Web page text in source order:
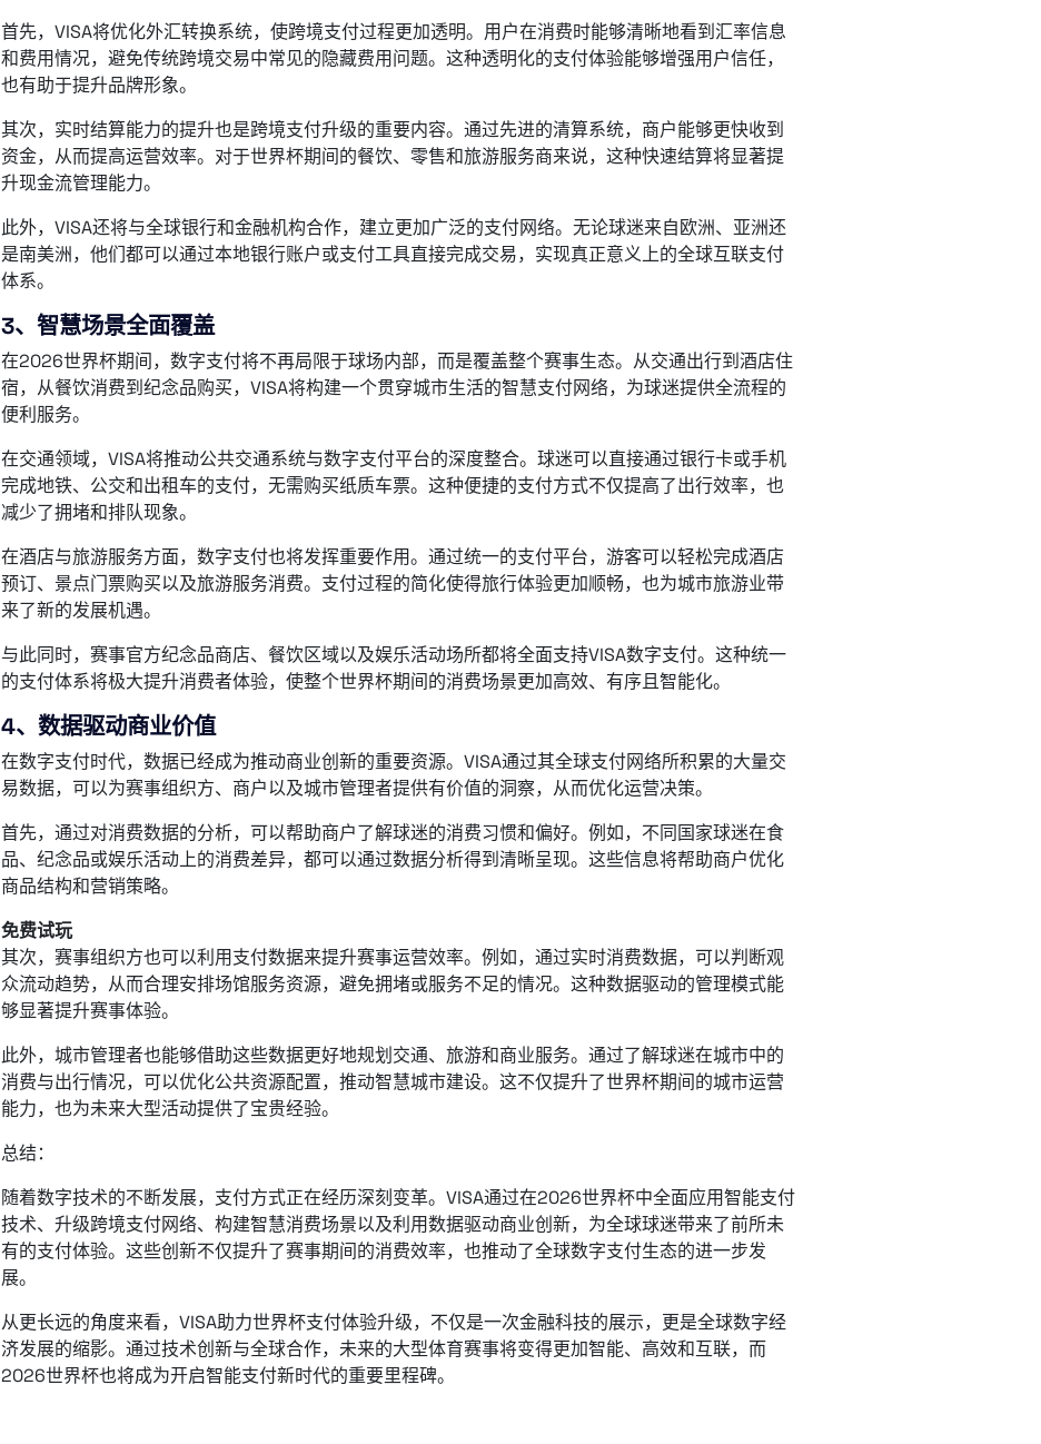
首先，VISA将优化外汇转换系统，使跨境支付过程更加透明。用户在消费时能够清晰地看到汇率信息
和费用情况，避免传统跨境交易中常见的隐藏费用问题。这种透明化的支付体验能够增强用户信任，
也有助于提升品牌形象。
其次，实时结算能力的提升也是跨境支付升级的重要内容。通过先进的清算系统，商户能够更快收到
资金，从而提高运营效率。对于世界杯期间的餐饮、零售和旅游服务商来说，这种快速结算将显著提
升现金流管理能力。
此外，VISA还将与全球银行和金融机构合作，建立更加广泛的支付网络。无论球迷来自欧洲、亚洲还
是南美洲，他们都可以通过本地银行账户或支付工具直接完成交易，实现真正意义上的全球互联支付
体系。
3、智慧场景全面覆盖
在2026世界杯期间，数字支付将不再局限于球场内部，而是覆盖整个赛事生态。从交通出行到酒店住
宿，从餐饮消费到纪念品购买，VISA将构建一个贯穿城市生活的智慧支付网络，为球迷提供全流程的
便利服务。
在交通领域，VISA将推动公共交通系统与数字支付平台的深度整合。球迷可以直接通过银行卡或手机
完成地铁、公交和出租车的支付，无需购买纸质车票。这种便捷的支付方式不仅提高了出行效率，也
减少了拥堵和排队现象。
在酒店与旅游服务方面，数字支付也将发挥重要作用。通过统一的支付平台，游客可以轻松完成酒店
预订、景点门票购买以及旅游服务消费。支付过程的简化使得旅行体验更加顺畅，也为城市旅游业带
来了新的发展机遇。
与此同时，赛事官方纪念品商店、餐饮区域以及娱乐活动场所都将全面支持VISA数字支付。这种统一
的支付体系将极大提升消费者体验，使整个世界杯期间的消费场景更加高效、有序且智能化。
4、数据驱动商业价值
在数字支付时代，数据已经成为推动商业创新的重要资源。VISA通过其全球支付网络所积累的大量交
易数据，可以为赛事组织方、商户以及城市管理者提供有价值的洞察，从而优化运营决策。
首先，通过对消费数据的分析，可以帮助商户了解球迷的消费习惯和偏好。例如，不同国家球迷在食
品、纪念品或娱乐活动上的消费差异，都可以通过数据分析得到清晰呈现。这些信息将帮助商户优化
商品结构和营销策略。
免费试玩
其次，赛事组织方也可以利用支付数据来提升赛事运营效率。例如，通过实时消费数据，可以判断观
众流动趋势，从而合理安排场馆服务资源，避免拥堵或服务不足的情况。这种数据驱动的管理模式能
够显著提升赛事体验。
此外，城市管理者也能够借助这些数据更好地规划交通、旅游和商业服务。通过了解球迷在城市中的
消费与出行情况，可以优化公共资源配置，推动智慧城市建设。这不仅提升了世界杯期间的城市运营
能力，也为未来大型活动提供了宝贵经验。
总结：
随着数字技术的不断发展，支付方式正在经历深刻变革。VISA通过在2026世界杯中全面应用智能支付
技术、升级跨境支付网络、构建智慧消费场景以及利用数据驱动商业创新，为全球球迷带来了前所未
有的支付体验。这些创新不仅提升了赛事期间的消费效率，也推动了全球数字支付生态的进一步发
展。
从更长远的角度来看，VISA助力世界杯支付体验升级，不仅是一次金融科技的展示，更是全球数字经
济发展的缩影。通过技术创新与全球合作，未来的大型体育赛事将变得更加智能、高效和互联，而
2026世界杯也将成为开启智能支付新时代的重要里程碑。